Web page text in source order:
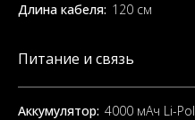
Длина кабеля: 120 см
Питание и связь
Аккумулятор: 4000 мАч Li-Pol